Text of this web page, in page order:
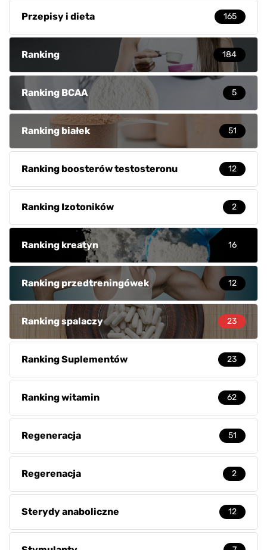
Przepisy i dieta 165
Ranking 184
Ranking BCAA 5
Ranking białek 51
Ranking boosterów testosteronu 12
Ranking Izotoników 2
Ranking kreatyn 16
Ranking przedtreningówek 12
Ranking spalaczy 23
Ranking Suplementów 23
Ranking witamin 62
Regeneracja 51
Regerenacja 2
Sterydy anaboliczne 12